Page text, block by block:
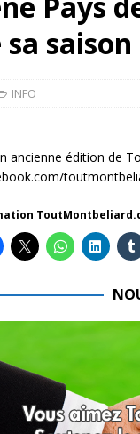
sa
INFO
ancienne édition de